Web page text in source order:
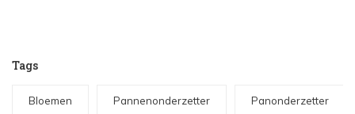
Tags
Bloemen Pannenonderzetter Panonderzetter